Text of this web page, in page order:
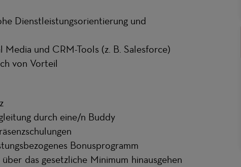
Dienstleistungsorientierung und
und CRM-Tools (z. B. Salesforce)
von Vorteil
durch eine/n Buddy
Bonusprogramm
das gesetzliche Minimum hinausgehen